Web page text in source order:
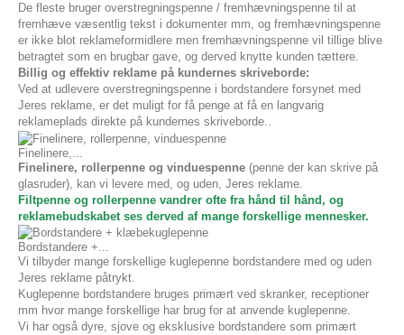
De fleste bruger overstregningspenne / fremhævningspenne til at
fremhæve væsentlig tekst i dokumenter mm, og fremhævningspenne
er ikke blot reklameformidlere men fremhævningspenne vil tillige blive
betragtet som en brugbar gave, og derved knytte kunden tættere.
Billig og effektiv reklame på kundernes skriveborde:
Ved at udlevere overstregningspenne i bordstandere forsynet med
Jeres reklame, er det muligt for få penge at få en langvarig
reklameplads direkte på kundernes skriveborde..
Finelinere,...
Finelinere, rollerpenne og vinduespenne (penne der kan skrive på
glasruder), kan vi levere med, og uden, Jeres reklame.
Filtpenne og rollerpenne vandrer ofte fra hånd til hånd, og
reklamebudskabet ses derved af mange forskellige mennesker.
Bordstandere +...
Vi tilbyder mange forskellige kuglepenne bordstandere med og uden
Jeres reklame påtrykt.
Kuglepenne bordstandere bruges primært ved skranker, receptioner
mm hvor mange forskellige har brug for at anvende kuglepenne.
Vi har også dyre, sjove og eksklusive bordstandere som primært